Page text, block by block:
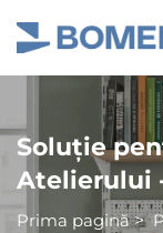
Soluție
Atelierului
Prima pagină>